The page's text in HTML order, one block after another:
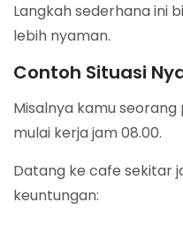
Langkah sederhana ini
lebih nyaman.
Contoh Situasi
Misalnya kamu
mulai kerja jam 08.00.
Datang ke cafe sekitar
keuntungan: